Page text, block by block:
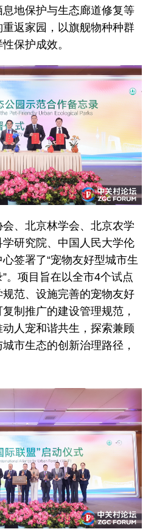
地保护与生态廊道修复等
返家园，以旗舰物种种群
保护成效。
、北京林学会、北京农学
研究院、中国人民大学伦
签署了“宠物友好型城市生
。项目旨在以全市4个试点
范、设施完善的宠物友好
制推广的建设管理规范，
人宠和谐共生，探索兼顾
市生态的创新治理路径，